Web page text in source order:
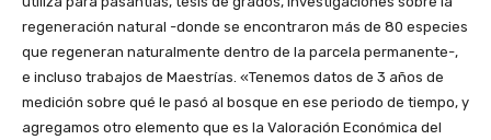
regeneración natural -donde se encontraron más de 80 especies
que regeneran naturalmente dentro de la parcela permanente-,
e incluso trabajos de Maestrías. «Tenemos datos de 3 años de
medición sobre qué le pasó al bosque en ese periodo de tiempo, y
agregamos otro elemento que es la Valoración Económica del